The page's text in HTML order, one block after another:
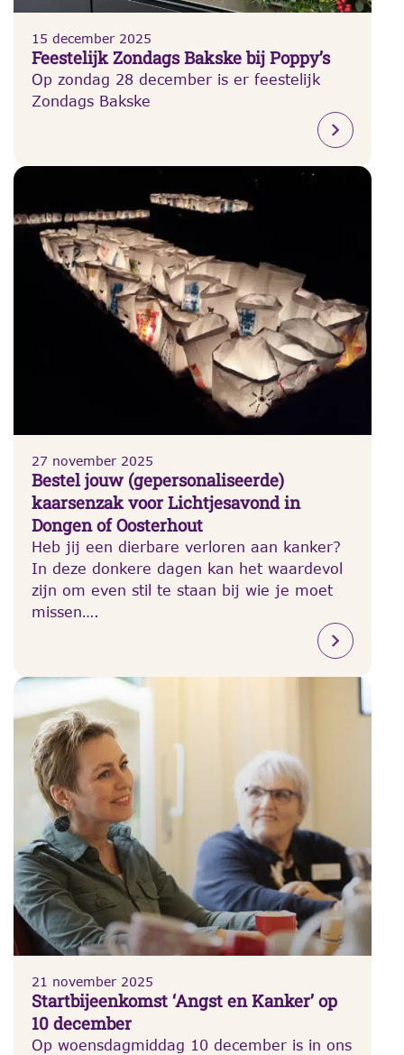
15 december 2025
Feestelijk Zondags Bakske bij Poppy’s
Op zondag 28 december is er feestelijk
Zondags Bakske
27 november 2025
Bestel jouw (gepersonaliseerde)
kaarsenzak voor Lichtjesavond in
Dongen of Oosterhout
Heb jij een dierbare verloren aan kanker?
In deze donkere dagen kan het waardevol
zijn om even stil te staan bij wie je moet
missen….
21 november 2025
Startbijeenkomst ‘Angst en Kanker’ op
10 december
Op woensdagmiddag 10 december is in ons